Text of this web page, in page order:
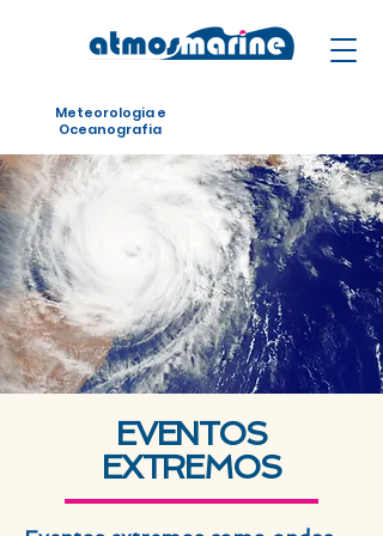
Meteorologia e
Oceanografia
EVENTOS
EXTREMOS